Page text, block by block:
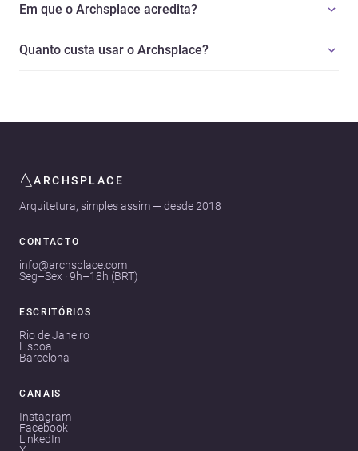
Em que o Archsplace acredita?
Quanto custa usar o Archsplace?
ARCHSPLACE
Arquitetura, simples assim — desde 2018
CONTACTO
info@archsplace.com
Seg–Sex · 9h–18h (BRT)
ESCRITÓRIOS
Rio de Janeiro
Lisboa
Barcelona
CANAIS
Instagram
Facebook
LinkedIn